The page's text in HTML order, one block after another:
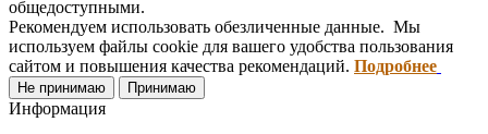
общедоступными.
Рекомендуем использовать обезличенные данные. Мы
используем файлы cookie для вашего удобства пользования
сайтом и повышения качества рекомендаций. Подробнее
Не принимаю Принимаю
Информация